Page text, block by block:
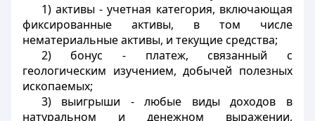
1) активы - учетная категория, включающая
фиксированные активы, в том числе
нематериальные активы, и текущие средства;
2) бонус - платеж, связанный с
геологическим изучением, добычей полезных
ископаемых;
3) выигрыши - любые виды доходов в
натуральном и денежном выражении,